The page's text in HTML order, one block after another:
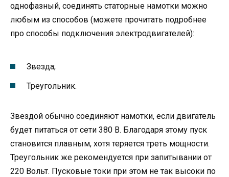
однофазный, соединять статорные намотки можно
любым из способов (можете прочитать подробнее
про способы подключения электродвигателей):
Звезда;
Треугольник.
Звездой обычно соединяют намотки, если двигатель
будет питаться от сети 380 В. Благодаря этому пуск
становится плавным, хотя теряется треть мощности.
Треугольник же рекомендуется при запитывании от
220 Вольт. Пусковые токи при этом не так высоки по